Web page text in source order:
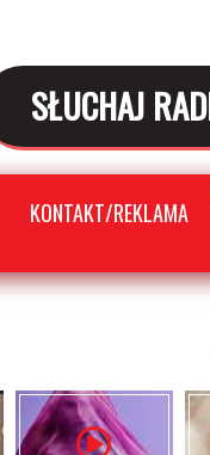
SŁUCHAJ
KONTAKT/REKLAMA